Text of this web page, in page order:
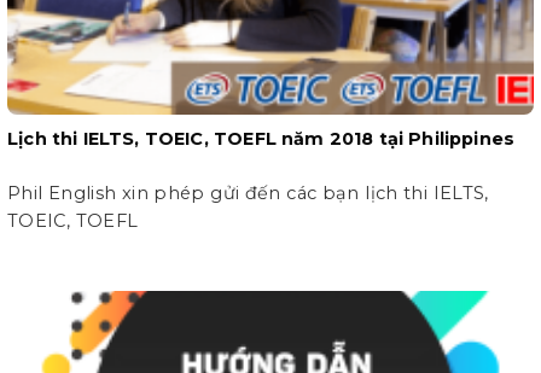
Lịch thi IELTS, TOEIC, TOEFL năm 2018 tại Philippines
Phil English xin phép gửi đến các bạn lịch thi IELTS,
TOEIC, TOEFL